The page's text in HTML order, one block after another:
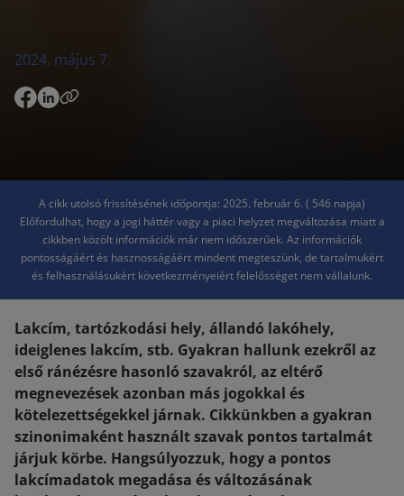
2024. május 7.
A cikk utolsó frissítésének időpontja: 2025. február 6. ( 546 napja)
Előfordulhat, hogy a jogi háttér vagy a piaci helyzet megváltozása miatt a
cikkben közölt információk már nem időszerűek. Az információk
pontosságáért és hasznosságáért mindent megteszünk, de tartalmukért
és felhasználásukért következményeiért felelősséget nem vállalunk.
Lakcím, tartózkodási hely, állandó lakóhely,
ideiglenes lakcím, stb. Gyakran hallunk ezekről az
első ránézésre hasonló szavakról, az eltérő
megnevezések azonban más jogokkal és
kötelezettségekkel járnak. Cikkünkben a gyakran
szinonimaként használt szavak pontos tartalmát
járjuk körbe. Hangsúlyozzuk, hogy a pontos
lakcímadatok megadása és változásának